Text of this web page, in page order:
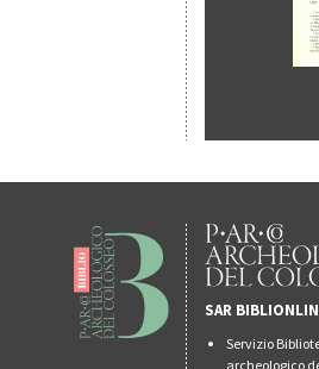
SAR
Servizio
archeologico